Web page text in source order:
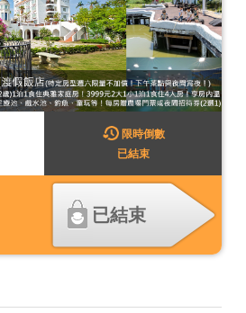
已結束
限時倒數
已結束